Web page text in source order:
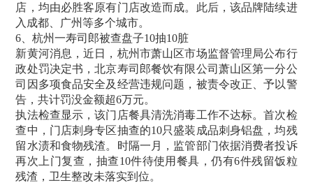
店，均由必胜客原有门店改造而成。此后，该品牌陆续进
入成都、广州等多个城市。
6、杭州一寿司郎被查盘子10抽10脏
新黄河消息，近日，杭州市萧山区市场监督管理局公布行
政处罚决定书，北京寿司郎餐饮有限公司萧山区第一分公
司因多项食品安全及经营违规问题，被责令改正、予以警
告，共计罚没金额超6万元。
执法检查显示，该门店餐具清洗消毒工作不达标。首次检
查中，门店刺身专区抽查的10只盛装成品刺身铝盘，均残
留水渍和食物残渣。时隔一月，监管部门依据消费者投诉
再次上门复查，抽查10件待使用餐具，仍有6件残留饭粒
残渣，卫生整改未落实到位。